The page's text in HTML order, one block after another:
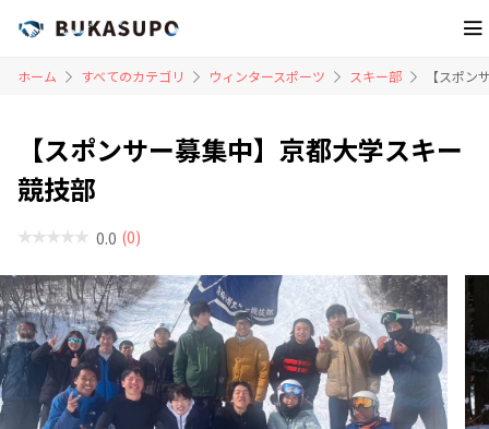
ホーム すべてのカテゴリ ウィンタースポーツ スキー部 【スポン
【スポンサー募集中】京都大学スキー
競技部
0.0 (0)